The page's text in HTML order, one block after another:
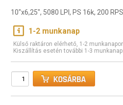
10"x6,25", 5080 LPI, PS 16k, 200
1-2 munkanap
Külső raktáron elérhető, 1-2
Kiszállítás esetén további 1-3 munkanap.